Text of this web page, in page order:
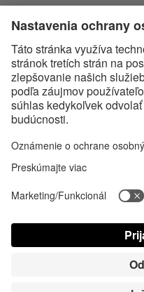
spoločnosť Bluetooth SIG, Inc.
spoločnosťou
Označenie Apple, logo
známkami spoločnosti Apple
ochranné
Accessibility
Nastavenie súborov